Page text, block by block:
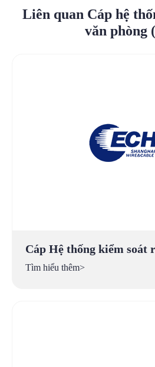
Liên quan Cáp hệ
văn phòng
Cáp Hệ thống kiểm soát
Tìm hiểu thêm>